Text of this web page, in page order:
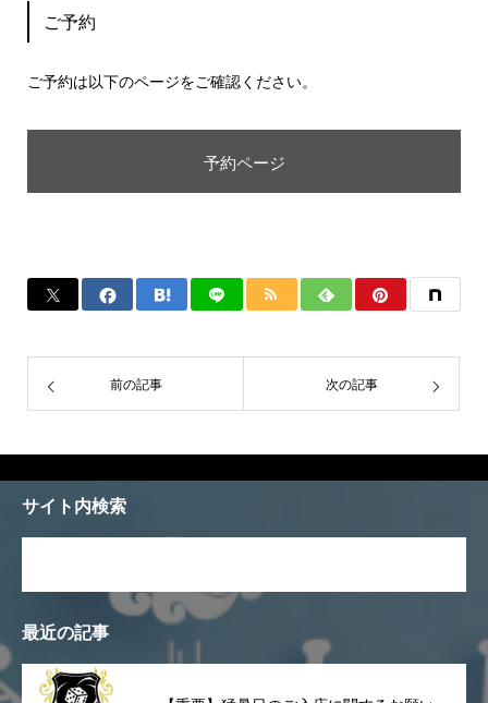
ご予約
ご予約は以下のページをご確認ください。
予約ページ
前の記事 次の記事
サイト内検索
最近の記事